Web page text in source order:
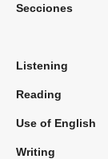
Secciones
Use of